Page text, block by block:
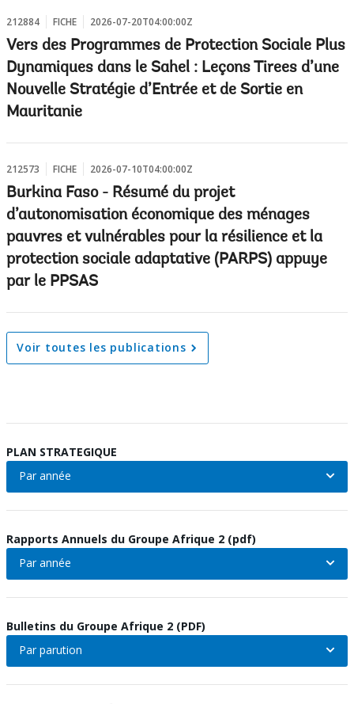
212884 FICHE 2026-07-20T04:00:00Z
Vers des Programmes de Protection Sociale Plus
Dynamiques dans le Sahel : Leçons Tirees d’une
Nouvelle Stratégie d’Entrée et de Sortie en
Mauritanie
212573 FICHE 2026-07-10T04:00:00Z
Burkina Faso - Résumé du projet
d’autonomisation économique des ménages
pauvres et vulnérables pour la résilience et la
protection sociale adaptative (PARPS) appuye
par le PPSAS
Voir toutes les publications
PLAN STRATEGIQUE
Par
année
On
selection,
this
page
Par année
Rapports Annuels du Groupe Afrique 2 (pdf)
Par
année
On
selection,
Par année
Bulletins du Groupe Afrique 2 (PDF)
Par
parution
Par parution